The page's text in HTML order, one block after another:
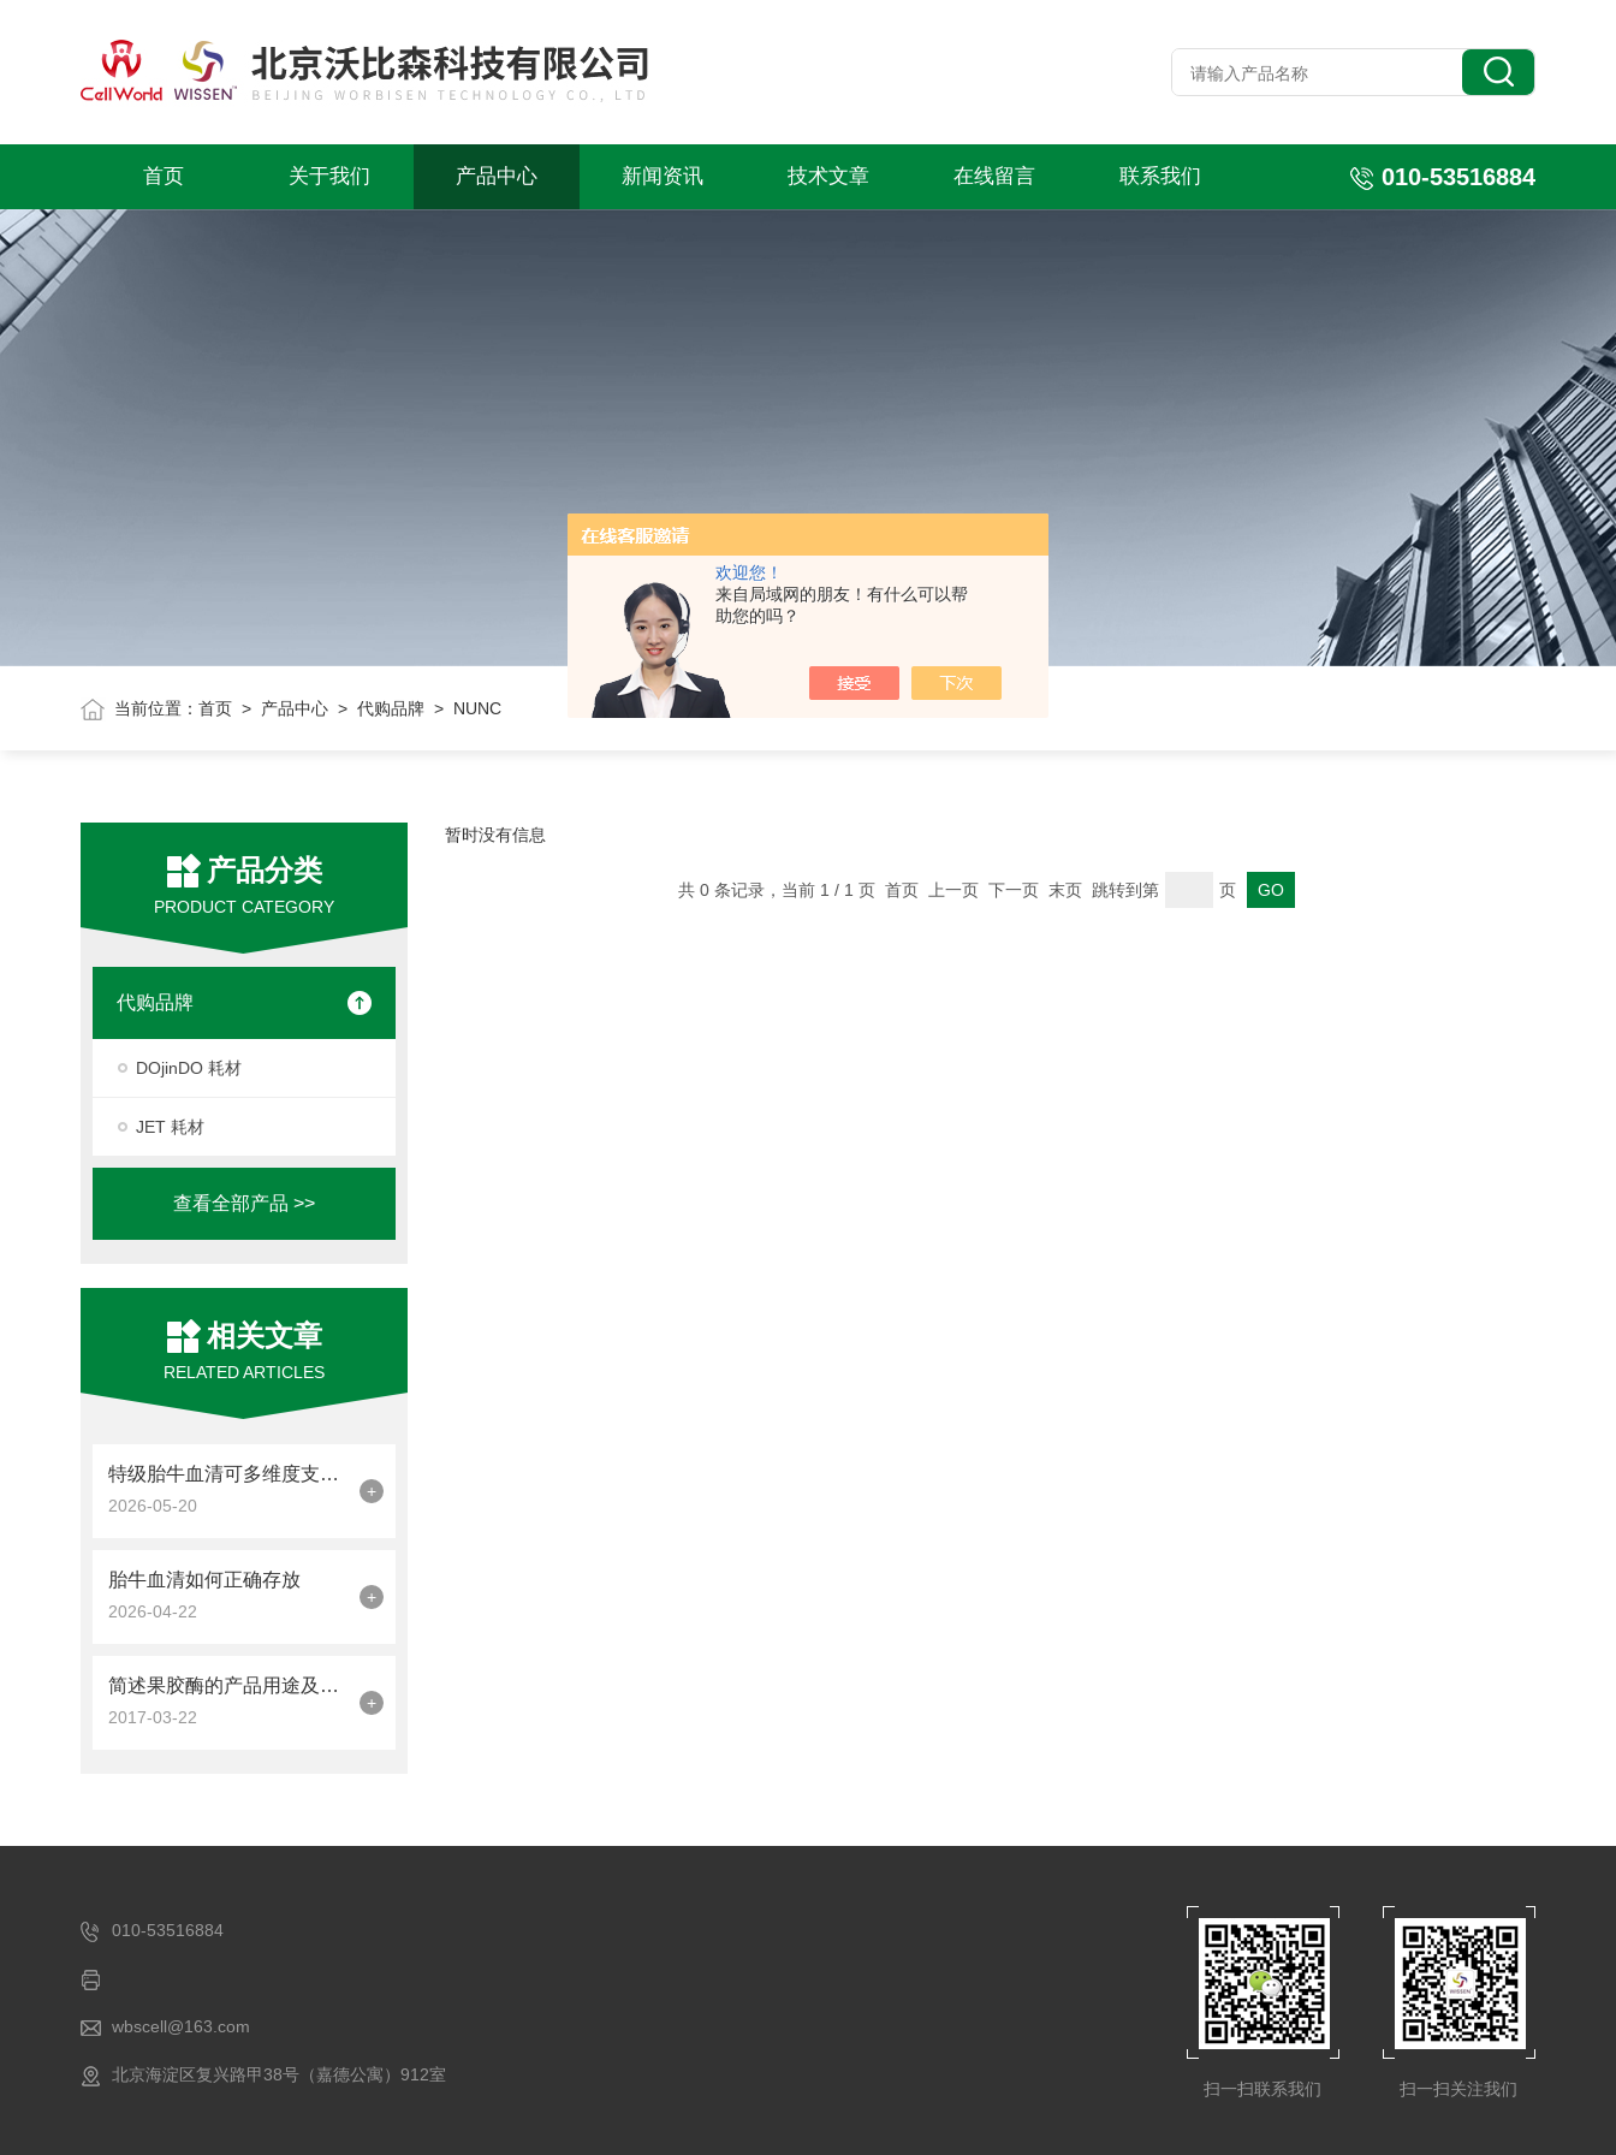
欢迎您！
来自局域网的朋友！有什么可以帮
助您的吗？
首页 关于我们 产品中心 新闻资讯 技术文章 在线留言 联系我们 010-53516884
当前位置：首页 > 产品中心 >代购品牌 > NUNC
产品分类
PRODUCT CATEGORY
代购品牌
DOjinDO 耗材
JET 耗材
查看全部产品 >>
相关文章
RELATED ARTICLES
特级胎牛血清可多维度支持细胞生命活动
2026-05-20
+
胎牛血清如何正确存放
2026-04-22
+
简述果胶酶的产品用途及使用条件
2017-03-22
+
暂时没有信息
共 0 条记录，当前 1 / 1 页 首页 上一页 下一页 末页 跳转到第 页
010-53516884
wbscell@163.com
北京海淀区复兴路甲38号（嘉德公寓）912室
扫一扫关注我们
扫一扫联系我们